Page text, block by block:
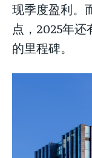
现季度盈利。
点，2025年
的里程碑。